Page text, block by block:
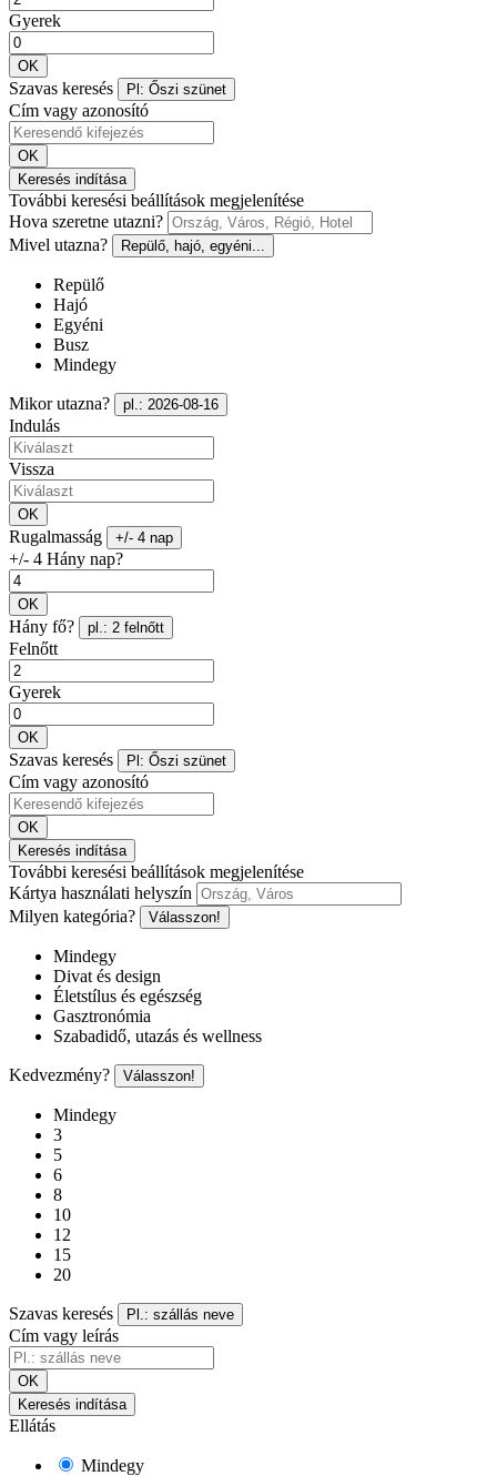
Gyerek
OK
Szavas keresés Pl: Őszi szünet
Cím vagy azonosító
OK
Keresés indítása
További keresési beállítások megjelenítése
Hova szeretne utazni?
Mivel utazna?
Repülő, hajó, egyéni...
Repülő
Hajó
Egyéni
Busz
Mindegy
Mikor utazna? pl.: 2026-08-16
Indulás
Vissza
OK
Rugalmasság +/- 4 nap
+/- 4 Hány nap?
OK
Hány fő? pl.: 2 felnőtt
Felnőtt
Gyerek
OK
Szavas keresés Pl: Őszi szünet
Cím vagy azonosító
OK
Keresés indítása
További keresési beállítások megjelenítése
Kártya használati helyszín
Milyen kategória?
Válasszon!
Mindegy
Divat és design
Életstílus és egészség
Gasztronómia
Szabadidő, utazás és wellness
Kedvezmény? Válasszon!
Mindegy
3
5
6
8
10
12
15
20
Szavas keresés Pl.: szállás neve
Cím vagy leírás
OK
Keresés indítása
Ellátás
Mindegy